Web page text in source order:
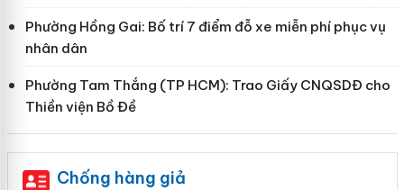
Phường Hồng Gai: Bố trí 7 điểm đỗ xe miễn phí phục vụ
nhân dân
Phường Tam Thắng (TP HCM): Trao Giấy CNQSDĐ cho
Thiền viện Bồ Đề
Chống hàng giả